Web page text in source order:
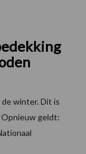
winter. Dit is
geldt: